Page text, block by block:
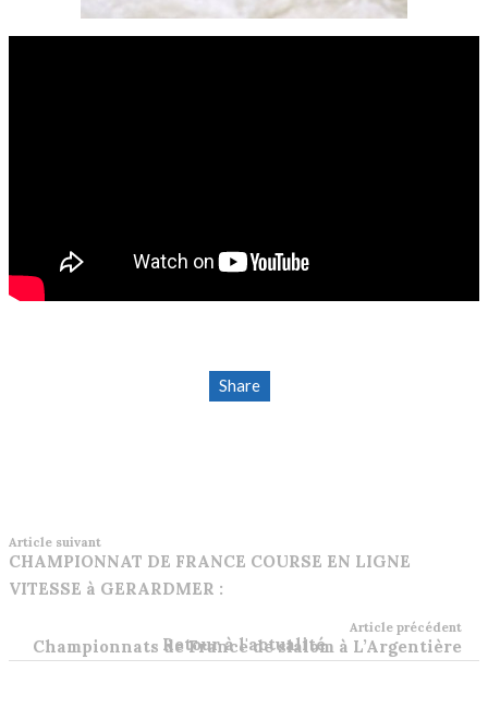
Share
Article suivant
CHAMPIONNAT DE FRANCE COURSE EN LIGNE
VITESSE à GERARDMER :
Article précédent
Championnats de France de slalom à L’Argentière
Retour à l'actualité